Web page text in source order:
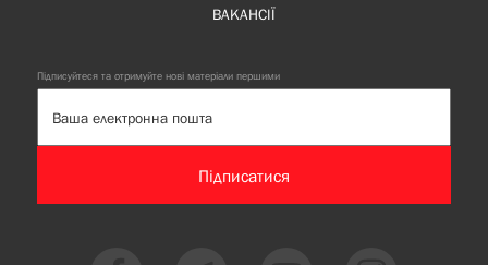
ВАКАНСІЇ
Підписуйтеся та отримуйте нові матеріали першими
Підписатися